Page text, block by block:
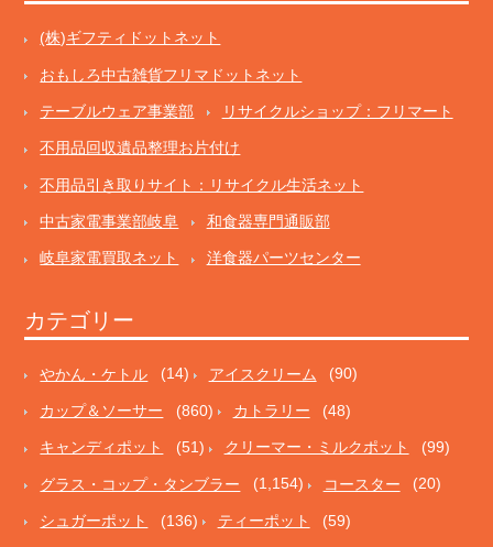
(株)ギフティドットネット
おもしろ中古雑貨フリマドットネット
テーブルウェア事業部 リサイクルショップ：フリマート
不用品回収遺品整理お片付け
不用品引き取りサイト：リサイクル生活ネット
中古家電事業部岐阜 和食器専門通販部
岐阜家電買取ネット 洋食器パーツセンター
カテゴリー
やかん・ケトル (14) アイスクリーム (90)
カップ＆ソーサー (860) カトラリー (48)
キャンディポット (51) クリーマー・ミルクポット (99)
グラス・コップ・タンブラー (1,154) コースター (20)
シュガーポット (136) ティーポット (59)